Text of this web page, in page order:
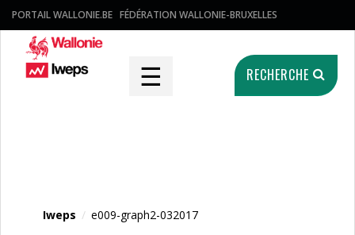
PORTAIL WALLONIE.BE FÉDÉRATION WALLONIE-BRUXELLES
☰ RECHERCHE
Iweps / e009-graph2-032017